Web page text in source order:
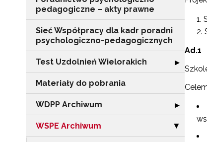
pedagogiczne – akty prawne
Sieć Współpracy dla kadr poradni
psychologiczno-pedagogicznych
Test Uzdolnień Wielorakich Rozwiń
▶
Materiały do pobrania
WDPP Archiwum Rozwiń
▶
WSPE Archiwum Zwiń
▶
Ad.1